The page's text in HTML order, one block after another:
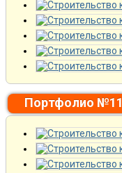
Портфолио №11